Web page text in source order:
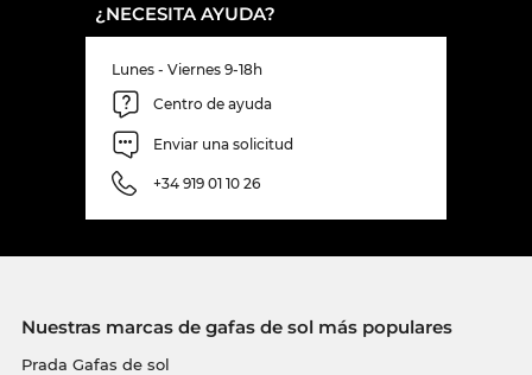
¿NECESITA AYUDA?
Lunes - Viernes 9-18h
Centro de ayuda
Enviar una solicitud
+34 919 01 10 26
Nuestras marcas de gafas de sol más populares
Prada Gafas de sol